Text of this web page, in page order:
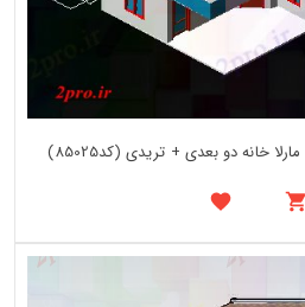
خانه دو بعدی + تریدی (کد85025)